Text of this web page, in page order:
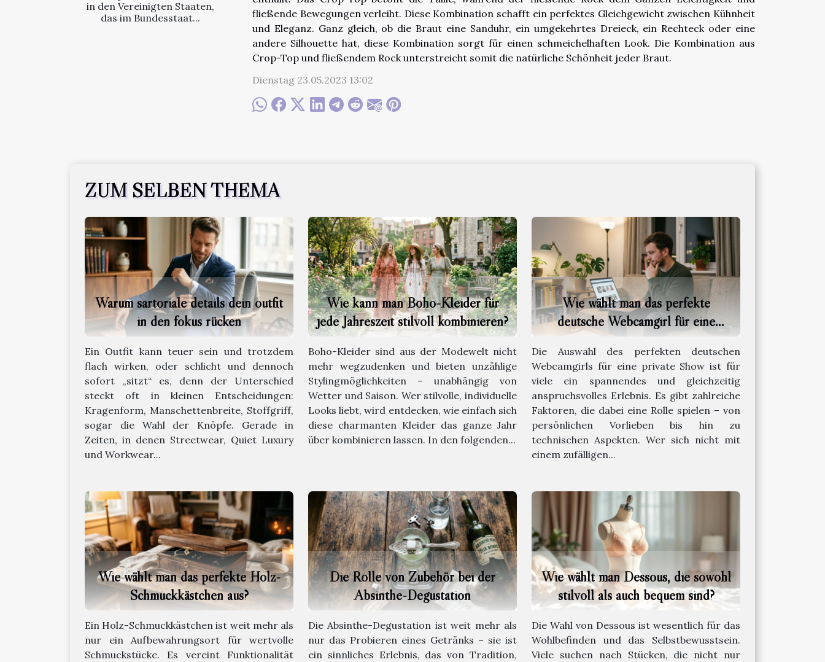
in den Vereinigten Staaten,
das im Bundesstaat...
fließende Bewegungen verleiht. Diese Kombination schafft ein perfektes Gleichgewicht zwischen Kühnheit
und Eleganz. Ganz gleich, ob die Braut eine Sanduhr, ein umgekehrtes Dreieck, ein Rechteck oder eine
andere Silhouette hat, diese Kombination sorgt für einen schmeichelhaften Look. Die Kombination aus
Crop-Top und fließendem Rock unterstreicht somit die natürliche Schönheit jeder Braut.
Dienstag 23.05.2023 13:02
ZUM SELBEN THEMA
Warum sartoriale details dein outfit
in den fokus rücken
Ein Outfit kann teuer sein und trotzdem
flach wirken, oder schlicht und dennoch
sofort „sitzt“ es, denn der Unterschied
steckt oft in kleinen Entscheidungen:
Kragenform, Manschettenbreite, Stoffgriff,
sogar die Wahl der Knöpfe. Gerade in
Zeiten, in denen Streetwear, Quiet Luxury
und Workwear...
Wie kann man Boho-Kleider für
jede Jahreszeit stilvoll kombinieren?
Boho-Kleider sind aus der Modewelt nicht
mehr wegzudenken und bieten unzählige
Stylingmöglichkeiten – unabhängig von
Wetter und Saison. Wer stilvolle, individuelle
Looks liebt, wird entdecken, wie einfach sich
diese charmanten Kleider das ganze Jahr
über kombinieren lassen. In den folgenden...
Wie wählt man das perfekte
deutsche Webcamgirl für eine
private Show?
Die Auswahl des perfekten deutschen
Webcamgirls für eine private Show ist für
viele ein spannendes und gleichzeitig
anspruchsvolles Erlebnis. Es gibt zahlreiche
Faktoren, die dabei eine Rolle spielen – von
persönlichen Vorlieben bis hin zu
technischen Aspekten. Wer sich nicht mit
einem zufälligen...
Wie wählt man das perfekte Holz-
Schmuckkästchen aus?
Ein Holz-Schmuckkästchen ist weit mehr als
nur ein Aufbewahrungsort für wertvolle
Schmuckstücke. Es vereint Funktionalität
Die Rolle von Zubehör bei der
Absinthe-Degustation
Die Absinthe-Degustation ist weit mehr als
nur das Probieren eines Getränks – sie ist
ein sinnliches Erlebnis, das von Tradition,
Wie wählt man Dessous, die sowohl
stilvoll als auch bequem sind?
Die Wahl von Dessous ist wesentlich für das
Wohlbefinden und das Selbstbewusstsein.
Viele suchen nach Stücken, die nicht nur